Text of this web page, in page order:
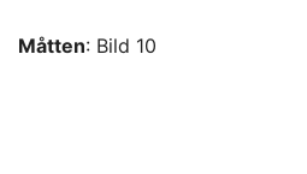
Måtten: Bild 10